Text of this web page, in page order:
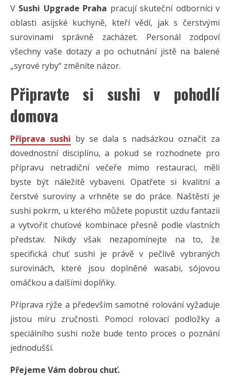
V Sushi Upgrade Praha pracují skuteční odborníci v
oblasti asijské kuchyně, kteří vědí, jak s čerstvými
surovinami správně zacházet. Personál zodpoví
všechny vaše dotazy a po ochutnání jistě na balené
„syrové ryby“ změníte názor.
Připravte si sushi v pohodlí
domova
Příprava sushi by se dala s nadsázkou označit za
dovednostní disciplínu, a pokud se rozhodnete pro
přípravu netradiční večeře mimo restauraci, měli
byste být náležitě vybaveni. Opatřete si kvalitní a
čerstvé suroviny a vrhněte se do práce. Naštěstí je
sushi pokrm, u kterého můžete popustit uzdu fantazii
a vytvořit chuťové kombinace přesně podle vlastních
představ. Nikdy však nezapomínejte na to, že
specifická chuť sushi je právě v pečlivě vybraných
surovinách, které jsou doplněné wasabi, sójovou
omáčkou a dalšími doplňky.
Příprava rýže a především samotné rolování vyžaduje
jistou míru zručnosti. Pomocí rolovací podložky a
speciálního sushi nože bude tento proces o poznání
jednodušší.
Přejeme Vám dobrou chuť.